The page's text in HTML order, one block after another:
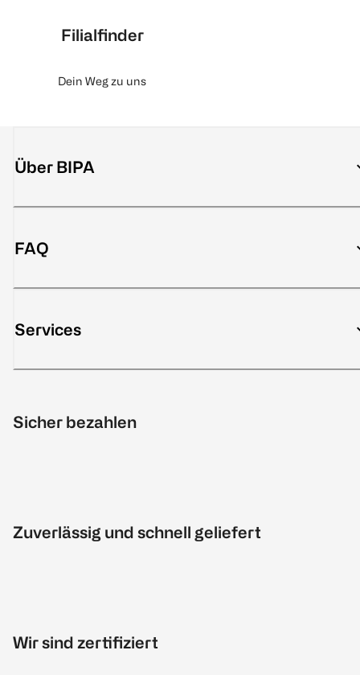
Filialfinder
Dein Weg zu uns
Über BIPA
FAQ
Services
Sicher bezahlen
Zuverlässig und schnell geliefert
Wir sind zertifiziert